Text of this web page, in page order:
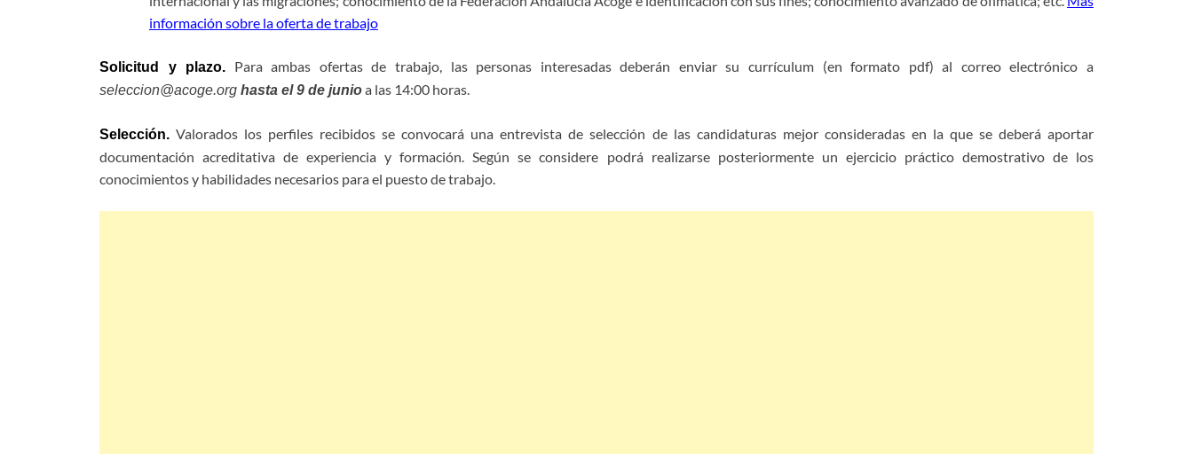
información sobre la oferta de trabajo
Solicitud y plazo. Para ambas ofertas de trabajo, las personas interesadas deberán enviar su currículum (en formato pdf) al correo electrónico a
seleccion@acoge.org hasta el 9 de junioa las 14:00 horas.
Selección. Valorados los perfiles recibidos se convocará una entrevista de selección de las candidaturas mejor consideradas en la que se deberá aportar
documentación acreditativa de experiencia y formación. Según se considere podrá realizarse posteriormente un ejercicio práctico demostrativo de los
conocimientos y habilidades necesarios para el puesto de trabajo.